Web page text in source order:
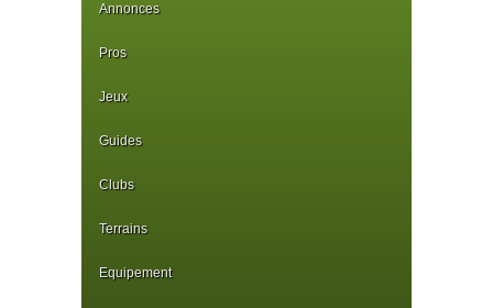
Annonces
Pros
Jeux
Guides
Clubs
Terrains
Equipement